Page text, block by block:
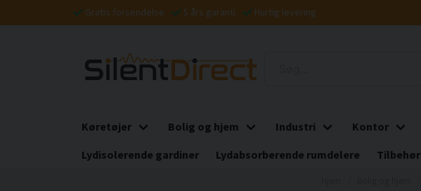
Gratis forsendelse 5 års garanti Hurtig levering
Køretøjer Bolig og hjem Industri Kontor
Lydisolerende gardiner
Lydabsorberende rumdelere Tilbehør